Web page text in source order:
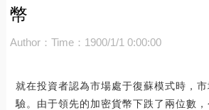
幣
Author： Time：1900/1/1 0:00:00
就在投資者認為市場處于復蘇模式時，
驗。由于領先的加密貨幣下跌了兩位數